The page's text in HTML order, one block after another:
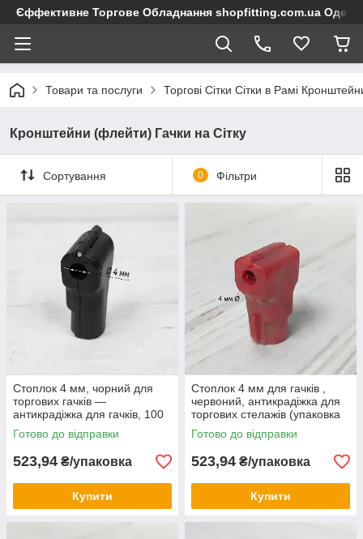
Єффективне Торгове Обладнання shopfitting.com.ua Одеса
Товари та послуги Торгові Сітки Сітки в Рамі
Кронштейни (флейти) Гачки на Сітку
Сортування 0 Фільтри
Стоплок 4 мм, чорний для
торгових гачків —
антикрадіжка для гачків, 100
шт.
Готово до відправки
523,94 ₴/упаковка
Купити
Стоплок 4 мм для гачків ,
червоний, антикрадіжка для
торгових стелажів (упаковка
100 шт)
Готово до відправки
523,94 ₴/упаковка
Купити